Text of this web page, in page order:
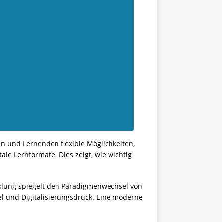
und Lernenden flexible Möglichkeiten,
Lernformate. Dies zeigt, wie wichtig
spiegelt den Paradigmenwechsel von
und Digitalisierungsdruck. Eine moderne